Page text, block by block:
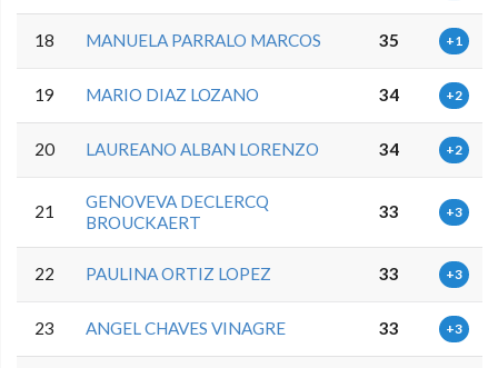
18 MANUELA PARRALO MARCOS 35 +1
19 MARIO DIAZ LOZANO 34 +2
20 LAUREANO ALBAN LORENZO 34 +2
21
GENOVEVA DECLERCQ
BROUCKAERT
33 +3
22 PAULINA ORTIZ LOPEZ 33 +3
23 ANGEL CHAVES VINAGRE 33 +3